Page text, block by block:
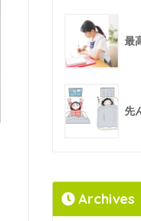
最
先
Archives